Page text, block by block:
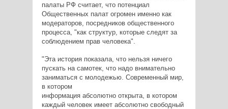
палаты РФ считает, что потенциал
Общественных палат огромен именно как
модераторов, посредников общественного
процесса, "как структур, которые следят за
соблюдением прав человека".
"Эта история показала, что нельзя ничего
пускать на самотек, что надо внимательно
заниматься с молодежью. Современный мир,
в котором
информация абсолютно открыта, в котором
каждый человек имеет абсолютно свободный